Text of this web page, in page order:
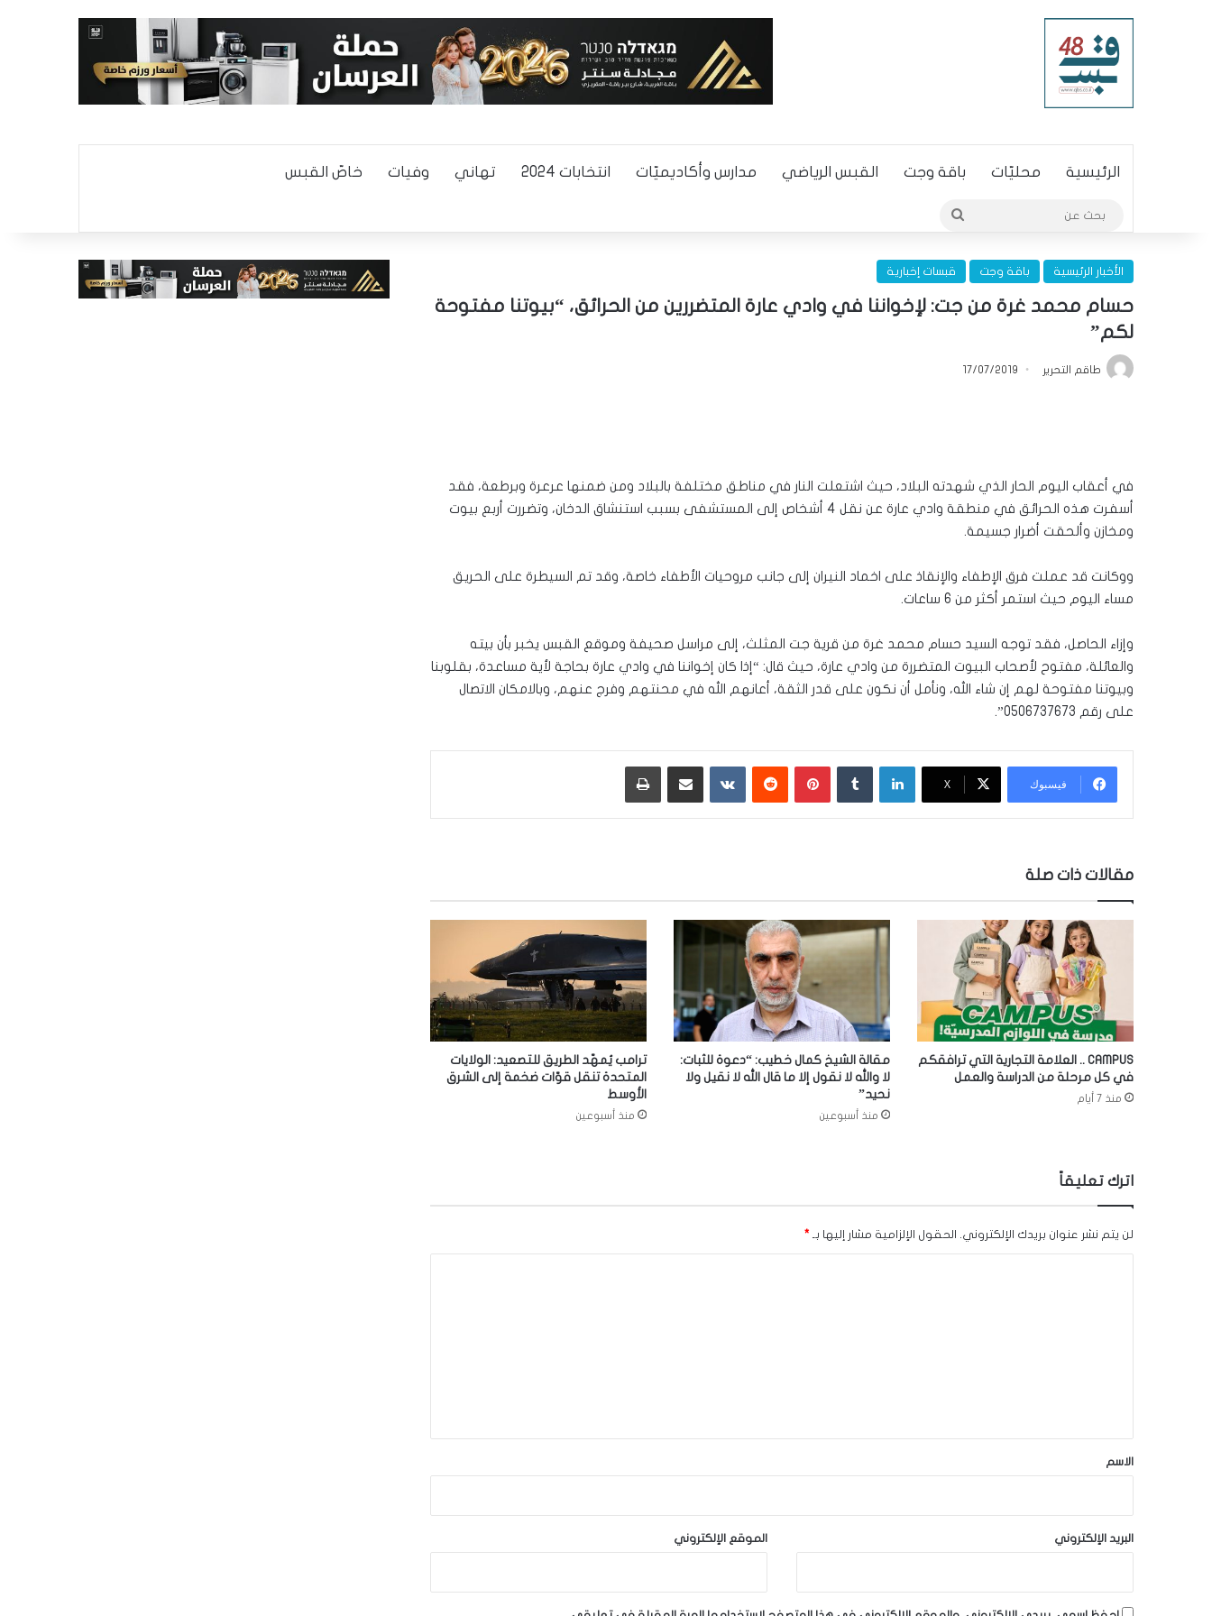
الرئيسية محليّات باقة وجت القبس الرياضي مدارس وأكاديميّات انتخابات 2024 تهاني وفيات خاصّ القبس
الأخبار الرئيسية باقة وجت قبسات إخبارية
حسام محمد غرة من جت: لإخواننا في وادي عارة المتضررين من الحرائق، “بيوتنا مفتوحة
لكم”
طاقم التحرير 17/07/2019
في أعقاب اليوم الحار الذي شهدته البلاد، حيث اشتعلت النار في مناطق مختلفة بالبلاد ومن ضمنها عرعرة وبرطعة، فقد
أسفرت هذه الحرائق في منطقة وادي عارة عن نقل 4 أشخاص إلى المستشفى بسبب استنشاق الدخان، وتضررت أربع بيوت
ومخازن وألحقت أضرار جسيمة.
ووكانت قد عملت فرق الإطفاء والإنقاذ على اخماد النيران إلى جانب مروحيات الأطفاء خاصة، وقد تم السيطرة على الحريق
مساء اليوم حيث استمر أكثر من 6 ساعات.
وإزاء الحاصل، فقد توجه السيد حسام محمد غرة من قرية جت المثلث، إلى مراسل صحيفة وموقع القبس يخبر بأن بيته
والعائلة، مفتوح لأصحاب البيوت المتضررة من وادي عارة، حيث قال: “إذا كان إخواننا في وادي عارة بحاجة لأية مساعدة، بقلوبنا
وبيوتنا مفتوحة لهم إن شاء الله، ونأمل أن نكون على قدر الثقة، أعانهم الله في محنتهم وفرج عنهم، وبالامكان الاتصال
على رقم 0506737673”.
فيسبوك ‫X
لينكدإن بينتيريست ‏VKontakte
مقالات ذات صلة
CAMPUS .. العلامة التجارية التي ترافقكم
في كل مرحلة من الدراسة والعمل
منذ 7 أيام
مقالة الشيخ كمال خطيب: “دعوة للثبات:
لا والله لا نقول إلا ما قال الله لا نقيل ولا
نحيد”
منذ أسبوعين
ترامب يُمهّد الطريق للتصعيد: الولايات
المتحدة تنقل قوّات ضخمة إلى الشرق
الأوسط
منذ أسبوعين
اترك تعليقاً
لن يتم نشر عنوان بريدك الإلكتروني. الحقول الإلزامية مشار إليها بـ *
*
الاسم
البريد الإلكتروني الموقع الإلكتروني